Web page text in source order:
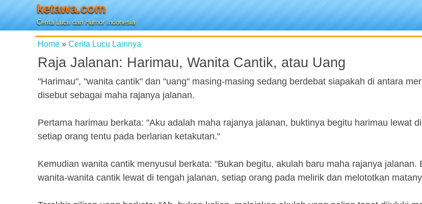
ketawa.com
Cerita Lucu dan Humor Indonesia
Home » Cerita Lucu Lainnya
Raja Jalanan: Harimau, Wanita Cantik, atau Uang
"Harimau", "wanita cantik" dan "uang" masing-masing sedang berdebat siapakah di antara
disebut sebagai maha rajanya jalanan.
Pertama harimau berkata: "Aku adalah maha rajanya jalanan, buktinya begitu harimau lewat
setiap orang tentu pada berlarian ketakutan."
Kemudian wanita cantik menyusul berkata: "Bukan begitu, akulah baru maha rajanya jalanan.
wanita-wanita cantik lewat di tengah jalanan, setiap orang pada melirik dan melototkan